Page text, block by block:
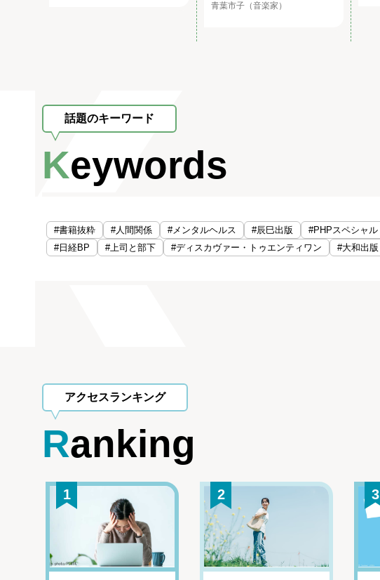
青葉市子（音楽家）
話題のキーワード
Keywords
#書籍抜粋 #人間関係 #メンタルヘルス #辰巳出版 #PHPスペシャル
#日経BP
#上司と部下 #ディスカヴァー・トゥエンティワン #大和出版
アクセスランキング
Ranking
1 2 3